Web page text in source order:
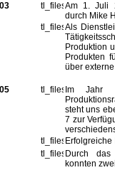
Am 1. Juli
durch Mike
Als
Produktion
Produkten
über
Im Jahr
steht uns
7 zur
Durch das
konnten